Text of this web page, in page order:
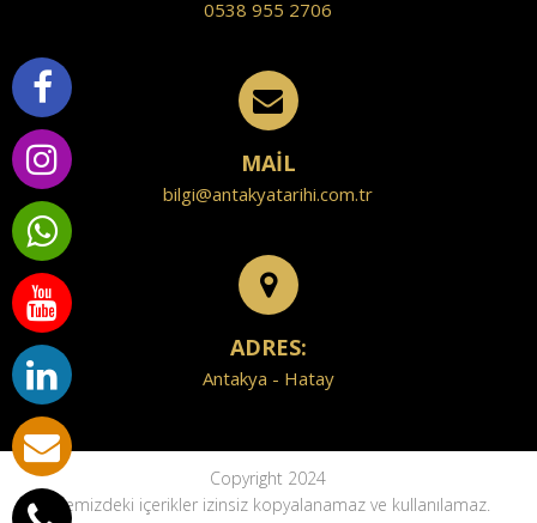
0538 955 2706
MAİL
bilgi@antakyatarihi.com.tr
ADRES:
Antakya - Hatay
Copyright 2024
Sitemizdeki içerikler izinsiz kopyalanamaz ve kullanılamaz.